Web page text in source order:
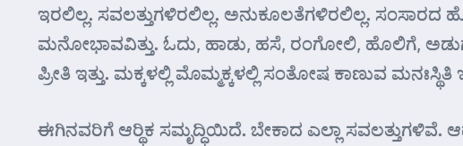
ಇರಲಿಲ್ಲ. ಸವಲತ್ತುಗಳಿರಲಿಲ್ಲ. ಅನುಕೂಲತೆಗಳಿರಲಿಲ್ಲ. ಸಂಸಾರದ
ಮನೋಭಾವವಿತ್ತು. ಓದು, ಹಾಡು, ಹಸೆ, ರಂಗೋಲಿ, ಹೊಲಿಗೆ,
ಪ್ರೀತಿ ಇತ್ತು. ಮಕ್ಕಳಲ್ಲಿ ಮೊಮ್ಮಕ್ಕಳಲ್ಲಿ ಸಂತೋಷ ಕಾಣುವ ಮನಃಸ್ಥಿತಿ
ಈಗಿನವರಿಗೆ ಆರ್‍ಥಿಕ ಸಮೃದ್ಧಿಯಿದೆ. ಬೇಕಾದ ಎಲ್ಲಾ ಸವಲತ್ತುಗಳಿವೆ.